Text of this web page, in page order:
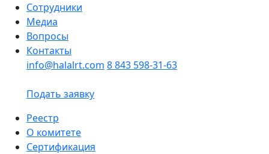
Сотрудники
Медиа
Вопросы
Контакты
info@halalrt.com 8 843 598-31-63
Подать заявку
Реестр
О комитете
Сертификация